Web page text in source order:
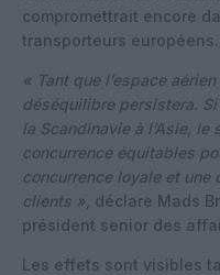
compromettrait encore
transporteurs européens.
« Tant que l’espace
déséquilibre persistera.
la Scandinavie à l’Asie,
concurrence équitables
concurrence loyale et
clients », déclare Mads
président senior des
Les effets sont visibles